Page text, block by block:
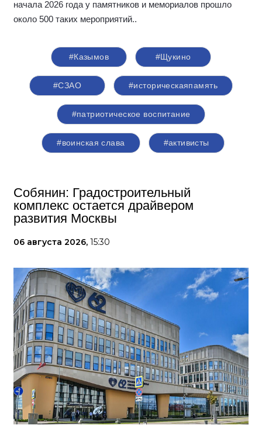
начала 2026 года у памятников и мемориалов прошло
около 500 таких мероприятий..
#Казымов #Щукино
#СЗАО #историческаяпамять
#патриотическое воспитание
#воинская слава #активисты
Собянин: Градостроительный
комплекс остается драйвером
развития Москвы
06 августа 2026, 15:30